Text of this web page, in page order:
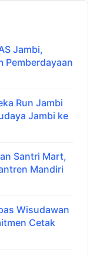
Jambi,
Pemberdayaan
Run Jambi
Jambi ke
Santri Mart,
Mandiri
Wisudawan
Cetak